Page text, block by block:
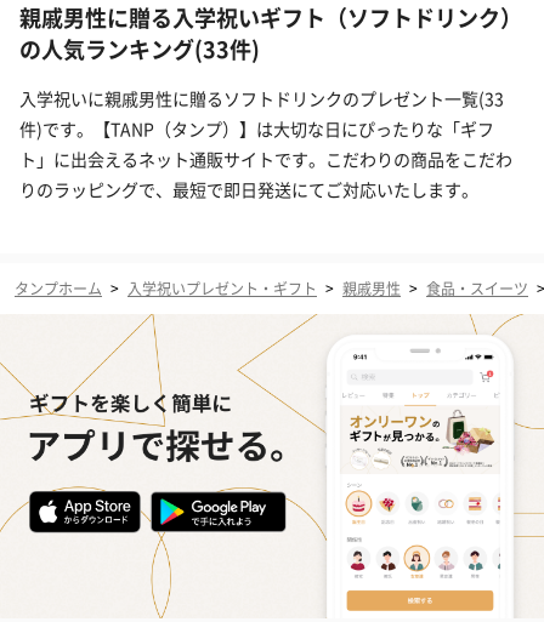
親戚男性に贈る入学祝いギフト（ソフトドリンク）
の人気ランキング(33件)
入学祝いに親戚男性に贈るソフトドリンクのプレゼント一覧(33
件)です。【TANP（タンプ）】は大切な日にぴったりな「ギフ
ト」に出会えるネット通販サイトです。こだわりの商品をこだわ
りのラッピングで、最短で即日発送にてご対応いたします。
タンプホーム > 入学祝いプレゼント・ギフト > 親戚男性 > 食品・スイーツ